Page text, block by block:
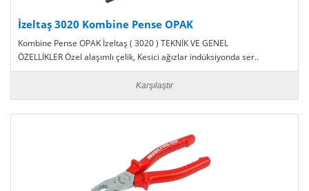
İzeltaş 3020 Kombine Pense OPAK
Kombine Pense OPAK İzeltaş ( 3020 ) TEKNİK VE GENEL
ÖZELLİKLER Özel alaşımlı çelik, Kesici ağızlar indüksiyonda ser..
Karşılaştır